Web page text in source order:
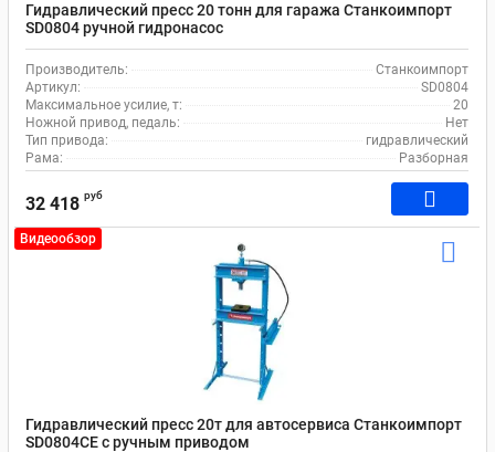
Гидравлический пресс 20 тонн для гаража Станкоимпорт
SD0804 ручной гидронасос
Производитель:
Станкоимпорт
Артикул:
SD0804
Максимальное усилие, т:
20
Ножной привод, педаль:
Нет
Тип привода:
гидравлический
Рама:
Разборная
32 418 руб
Видеообзор
Гидравлический пресс 20т для автосервиса Станкоимпорт
SD0804CE с ручным приводом